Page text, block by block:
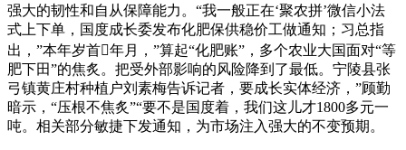
强大的韧性和自从保障能力。“我一般正在‘聚农拼’微信小法
式上下单，国度成长委发布化肥保供稳价工做通知；习总指
出，”本年岁首年月，”算起“化肥账”，多个农业大国面对“等
肥下田”的焦炙。把受外部影响的风险降到了最低。宁陵县张
弓镇黄庄村种植户刘素梅告诉记者，要成长实体经济，”顾勤
暗示，“压根不焦炙”“要不是国度着，我们这儿才1800多元一
吨。相关部分敏捷下发通知，为市场注入强大的不变预期。